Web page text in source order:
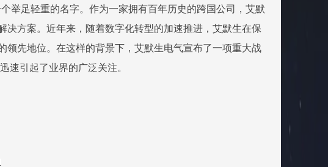
举足轻重的名字。作为一家拥有百年历史的跨国公司，艾默
方案。近年来，随着数字化转型的加速推进，艾默生在保
先地位。在这样的背景下，艾默生电气宣布了一项重大战
引起了业界的广泛关注。